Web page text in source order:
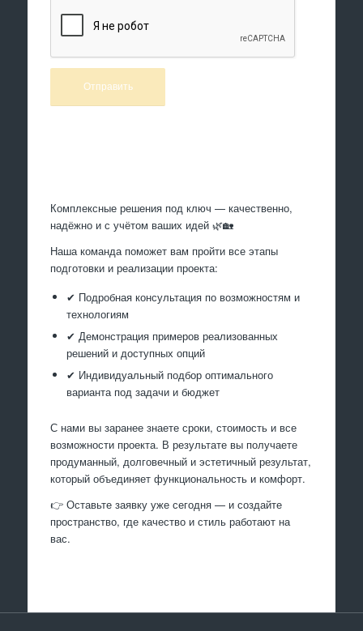
Комплексные решения под ключ — качественно,
надёжно и с учётом ваших идей 🌿🏡
Наша команда поможет вам пройти все этапы
подготовки и реализации проекта:
✔ Подробная консультация по возможностям и
технологиям
✔ Демонстрация примеров реализованных
решений и доступных опций
✔ Индивидуальный подбор оптимального
варианта под задачи и бюджет
С нами вы заранее знаете сроки, стоимость и все
возможности проекта. В результате вы получаете
продуманный, долговечный и эстетичный результат,
который объединяет функциональность и комфорт.
👉 Оставьте заявку уже сегодня — и создайте
пространство, где качество и стиль работают на
вас.